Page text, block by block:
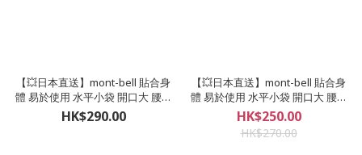
【💥日本直送】mont-bell 貼合身
體 易於使用 水平小袋 開口大 腰包
收納袋 五色 L尺寸
HK$290.00
【💥日本直送】mont-bell 貼合身
體 易於使用 水平小袋 開口大 腰包
收納袋 五色 M尺寸
HK$250.00
HK$270.00